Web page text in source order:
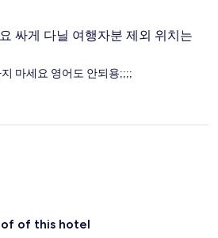
싸게 다닐 여행자분 제외 위치는
마세요 영어도 안되용;;;;
of this hotel